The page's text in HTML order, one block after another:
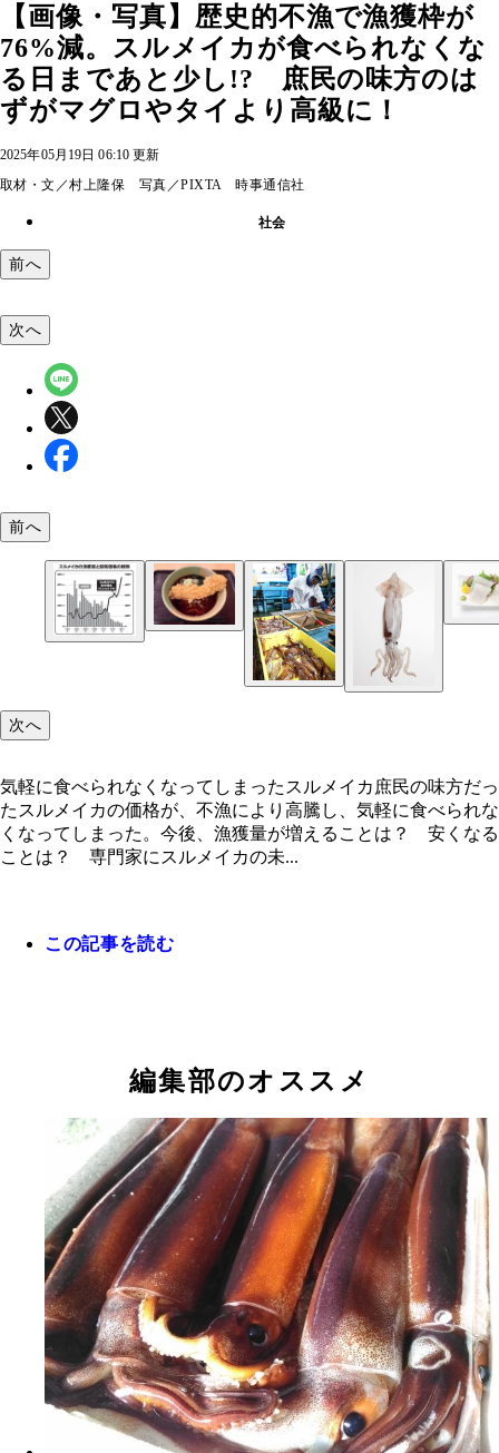
【画像・写真】歴史的不漁で漁獲枠が
76%減。スルメイカが食べられなくな
る日まであと少し!? 庶民の味方のは
ずがマグロやタイより高級に！
2025年05月19日 06:10 更新
取材・文／村上隆保 写真／PIXTA 時事通信社
社会
前へ
るように価格は高騰している（水産庁のデータよ
成）
「つぼみ家」の人気メニュー「いか天そば」（540
次へ
前へ
次へ
気軽に食べられなくなってしまったスルメイカ庶民の味方だっ
たスルメイカの価格が、不漁により高騰し、気軽に食べられな
くなってしまった。今後、漁獲量が増えることは？ 安くなる
ことは？ 専門家にスルメイカの未...
この記事を読む
編集部のオススメ